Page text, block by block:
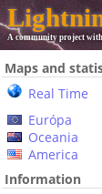
A community project
Maps and
Real Time
Európa
Oceania
America
Information